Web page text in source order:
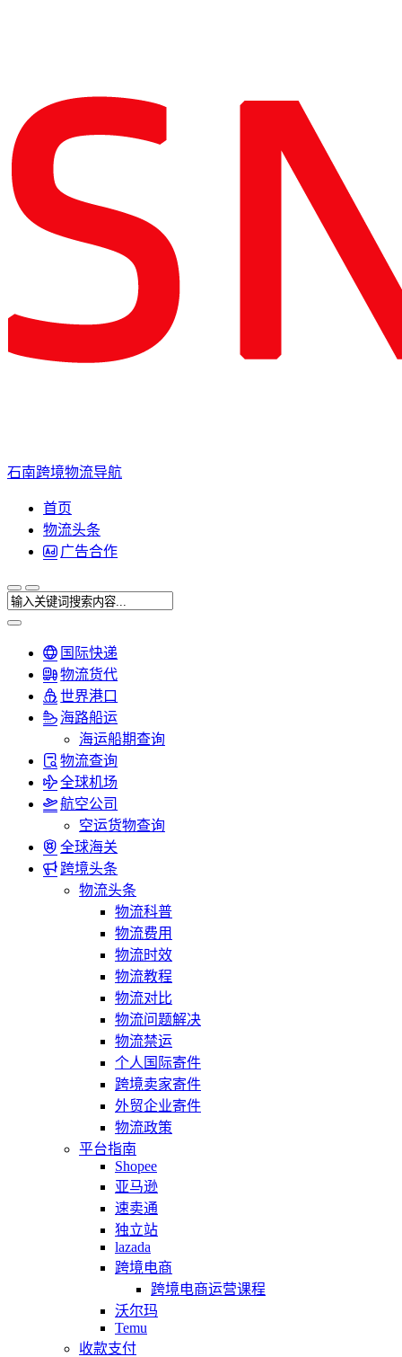
石南跨境物流导航
首页
物流头条
广告合作
国际快递
物流货代
世界港口
海路船运
海运船期查询
物流查询
全球机场
航空公司
空运货物查询
全球海关
跨境头条
物流头条
物流科普
物流费用
物流时效
物流教程
物流对比
物流问题解决
物流禁运
个人国际寄件
跨境卖家寄件
外贸企业寄件
物流政策
平台指南
Shopee
亚马逊
速卖通
独立站
lazada
跨境电商
跨境电商运营课程
沃尔玛
Temu
收款支付